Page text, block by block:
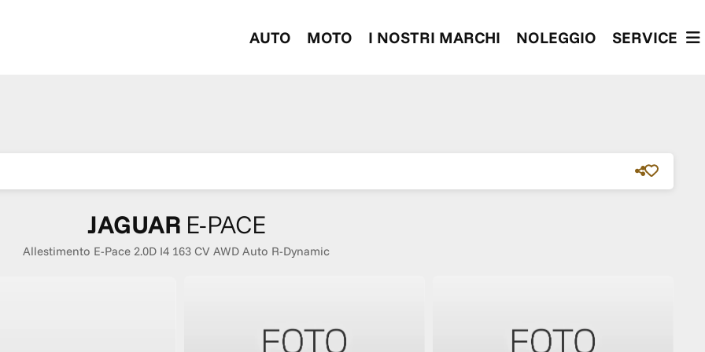
AUTO MOTO I NOSTRI MARCHI NOLEGGIO SERVICE
JAGUAR E-PACE
Allestimento E-Pace 2.0D I4 163 CV AWD Auto R-Dynamic